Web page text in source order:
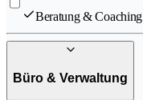
Beratung & Coaching
Büro & Verwaltung